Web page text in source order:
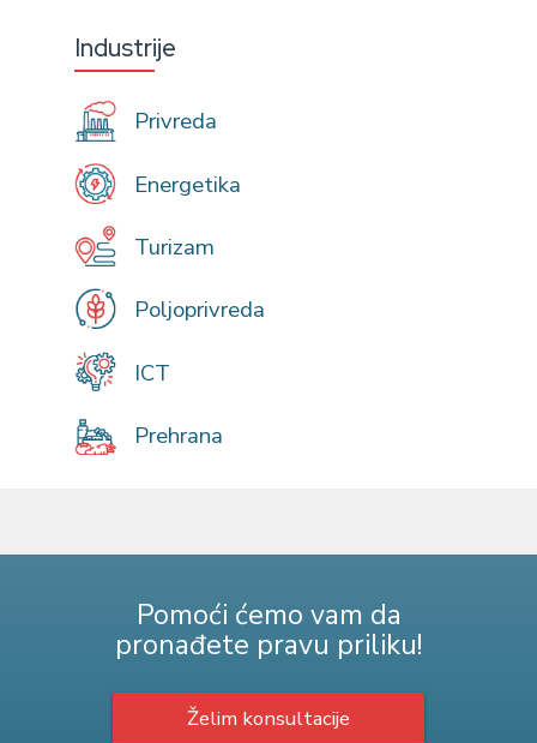
Industrije
Privreda
Energetika
Turizam
Poljoprivreda
ICT
Prehrana
Pomoći ćemo vam da
pronađete pravu priliku!
Želim konsultacije